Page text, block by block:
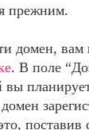
прежним.
домен, вам
. В поле